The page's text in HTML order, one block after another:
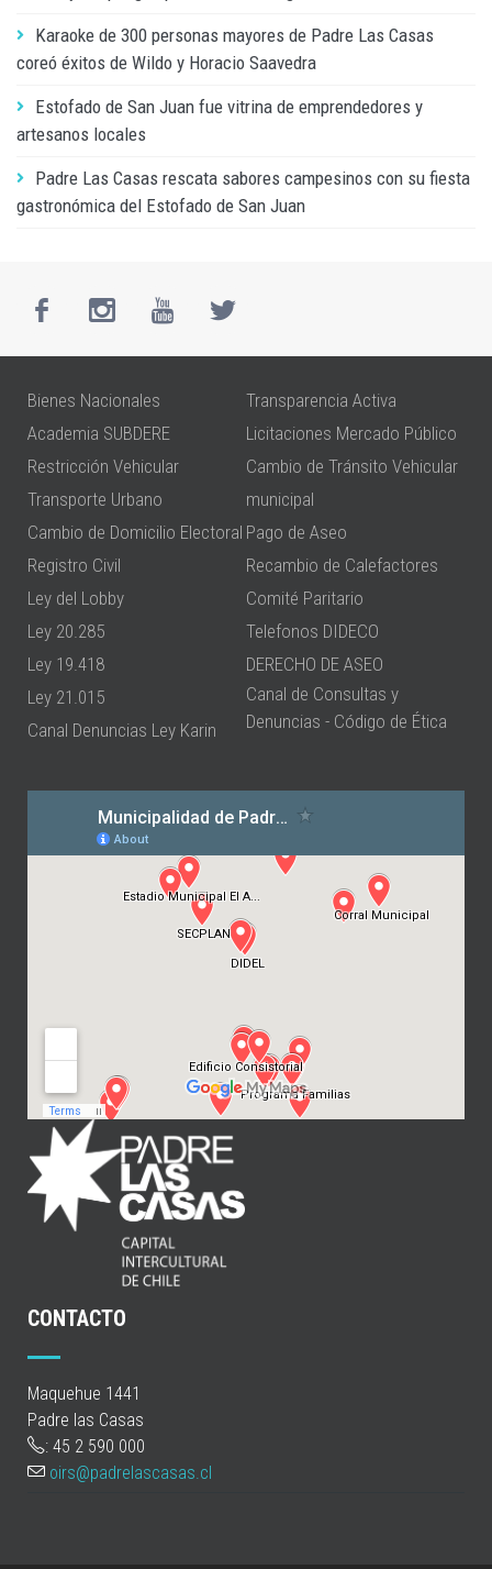
Karaoke de 300 personas mayores de Padre Las Casas
coreó éxitos de Wildo y Horacio Saavedra
Estofado de San Juan fue vitrina de emprendedores y
artesanos locales
Padre Las Casas rescata sabores campesinos con su fiesta
gastronómica del Estofado de San Juan
Bienes Nacionales
Academia SUBDERE
Restricción Vehicular
Transporte Urbano
Cambio de Domicilio Electoral
Registro Civil
Ley del Lobby
Ley 20.285
Ley 19.418
Ley 21.015
Canal Denuncias Ley Karin
Transparencia Activa
Licitaciones Mercado Público
Cambio de Tránsito Vehicular
municipal
Pago de Aseo
Recambio de Calefactores
Comité Paritario
Telefonos DIDECO
DERECHO DE ASEO
Canal de Consultas y
Denuncias - Código de Ética
CONTACTO
Maquehue 1441
Padre las Casas
: 45 2 590 000
oirs@padrelascasas.cl